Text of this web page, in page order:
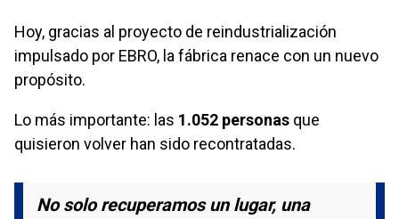
Hoy, gracias al proyecto de reindustrialización
impulsado por EBRO, la fábrica renace con un nuevo
propósito.
Lo más importante: las 1.052 personas que
quisieron volver han sido recontratadas.
No solo recuperamos un lugar, una